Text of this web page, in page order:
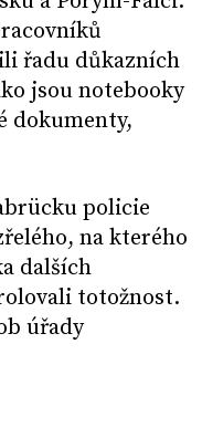
řadu důkazních
jsou notebooky
dokumenty,
policie
na kterého
dalších
totožnost.
úřady